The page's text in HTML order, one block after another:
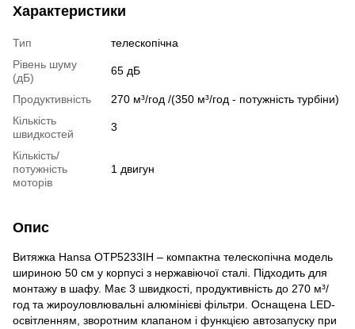
Характеристики
Тип
телескопічна
Рівень шуму
(дБ)
65 дБ
Продуктивність
270 м³/год /(350 м³/год - потужність турбіни)
Кількість
швидкостей
3
Кількість/
потужність
моторів
1 двигун
Опис
Витяжка Hansa OTP5233IH – компактна телескопічна модель
шириною 50 см у корпусі з нержавіючої сталі. Підходить для
монтажу в шафу. Має 3 швидкості, продуктивність до 270 м³/
год та жироуловлювальні алюмінієві фільтри. Оснащена LED-
освітленням, зворотним клапаном і функцією автозапуску при